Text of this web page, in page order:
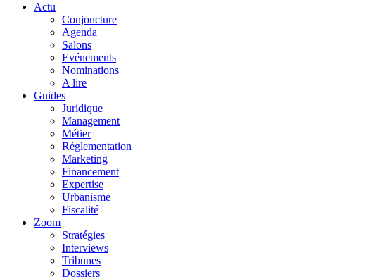
Actu
Conjoncture
Agenda
Salons
Evénements
Nominations
A lire
Guides
Juridique
Management
Métier
Réglementation
Marketing
Financement
Expertise
Urbanisme
Fiscalité
Zoom
Stratégies
Interviews
Tribunes
Dossiers